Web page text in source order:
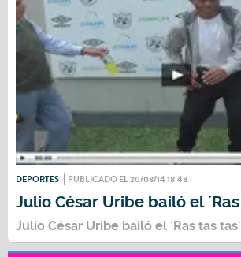
DEPORTES PUBLICADO EL 20/08/14 18:48
Julio César Uribe bailó el
Julio César Uribe bailó el ´Ras tas tas´